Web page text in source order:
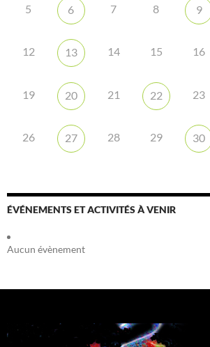
5 6 7 8 9
12 13 14 15 16
19 20 21 22 23
26 27 28 29 30
ÉVÉNEMENTS ET ACTIVITÉS À VENIR
Aucun évènement